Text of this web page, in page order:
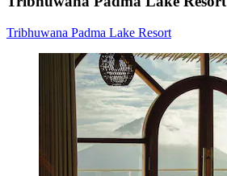
Tribhuwana Padma Lake Resort